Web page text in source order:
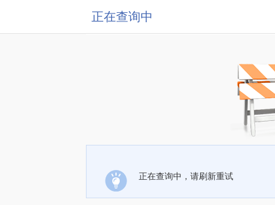
正在查询中
正在查询中，请刷新重试